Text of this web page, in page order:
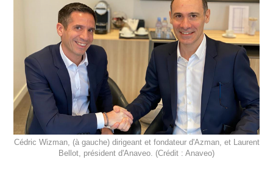
Cédric Wizman, (à gauche) dirigeant et fondateur d'Azman, et Laurent
Bellot, président d'Anaveo. (Crédit : Anaveo)